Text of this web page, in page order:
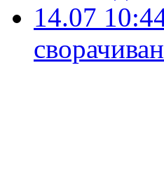
14.07